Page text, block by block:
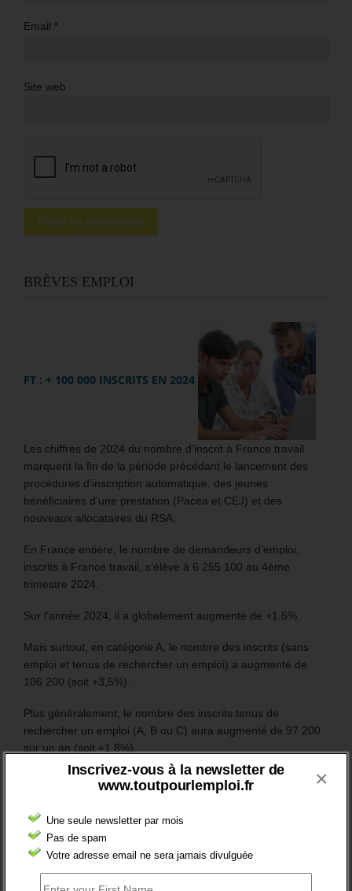
Inscrivez-vous à la newsletter de
www.toutpourlemploi.fr
Une seule newsletter par mois
Pas de spam
Votre adresse email ne sera jamais divulguée
×
Email *
Site web
BRÈVES EMPLOI
FT : + 100 000 INSCRITS EN 2024
Les chiffres de 2024 du nombre d’inscrit à France travail
marquent la fin de la période précédant le lancement des
procédures d’inscription automatique, des jeunes
bénéficiaires d’une prestation (Pacea et CEJ) et des
nouveaux allocataires du RSA.
En France entière, le nombre de demandeurs d’emploi,
inscrits à France travail, s’élève à 6 255 100 au 4ème
trimestre 2024.
Sur l’année 2024, il a globalement augmenté de +1,5%.
Mais surtout, en catégorie A, le nombre des inscrits (sans
emploi et tenus de rechercher un emploi) a augmenté de
106 200 (soit +3,5%).
Plus généralement, le nombre des inscrits tenus de
rechercher un emploi (A, B ou C) aura augmenté de 97 200
sur un an (soit +1,8%).
Recevez le meilleur de l'information et des débats sur l'emploi
sur votre boite mail.